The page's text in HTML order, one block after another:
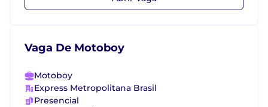
Vaga De Motoboy
Motoboy
Express Metropolitana Brasil
Presencial